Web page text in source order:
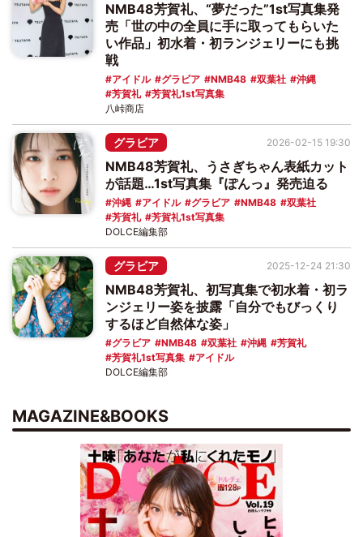
NMB48芳賀礼、“夢だった”1st写真集発
売「世の中の全員に手に取ってもらいた
い作品」初水着・初ランジェリーにも挑
戦
アイドル グラビア NMB48 双葉社
沖縄
芳賀礼
芳賀礼1st写真集
八峠商店
グラビア
NMB48芳賀礼、うさぎちゃん表紙カット
が話題…1st写真集『ぽんっ』発売迫る
沖縄 アイドル グラビア NMB48
双葉社
芳賀礼
芳賀礼1st写真集
2026-02-15 19:30
DOLCE編集部
グラビア
NMB48芳賀礼、初写真集で初水着・初ラ
ンジェリー姿を披露「自分でもびっくり
するほど自然体な姿」
グラビア NMB48 双葉社 沖縄
芳賀礼
芳賀礼1st写真集
アイドル
2025-12-24 21:30
DOLCE編集部
MAGAZINE&BOOKS